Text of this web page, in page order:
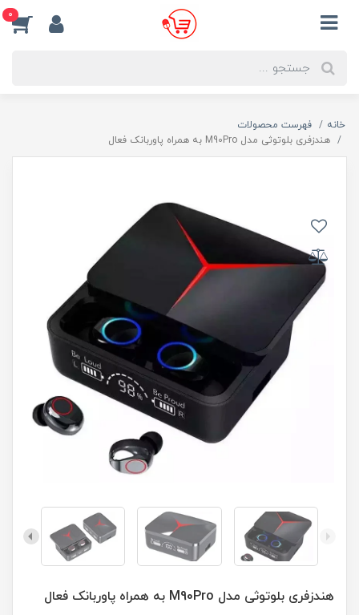
0
خانه
فهرست محصولات
هندزفری بلوتوثی مدل M90Pro به همراه پاوربانک فعال
هندزفری بلوتوثی مدل M90Pro به همراه پاوربانک فعال